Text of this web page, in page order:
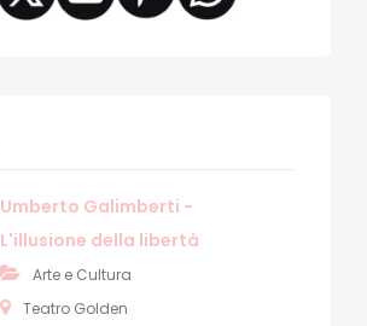
Umberto Galimberti -
L'illusione della libertà
Arte e Cultura
Teatro Golden